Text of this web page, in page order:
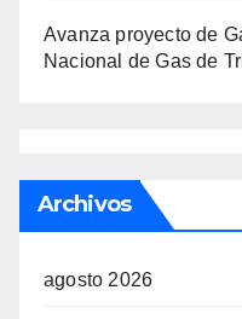
Avanza proyecto de
Nacional de Gas de
Archivos
agosto 2026